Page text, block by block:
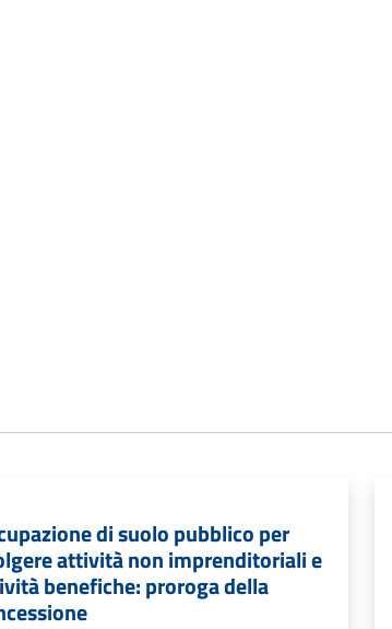
di suolo pubblico per
attività non imprenditoriali e
benefiche: proroga della